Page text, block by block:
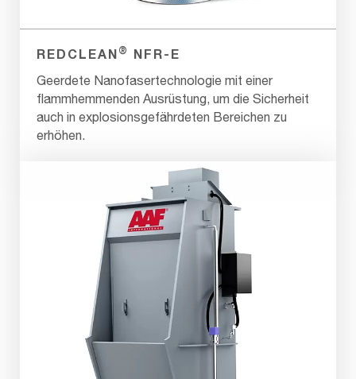
REDCLEAN ® NFR-E
Geerdete Nanofasertechnologie mit einer
flammhemmenden Ausrüstung, um die Sicherheit
auch in explosionsgefährdeten Bereichen zu
erhöhen.